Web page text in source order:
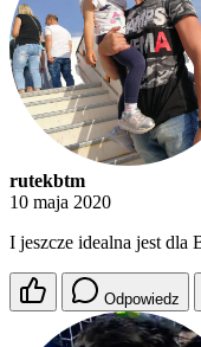
rutekbtm
10 maja 2020
I jeszcze idealna jest dla
Odpowiedz